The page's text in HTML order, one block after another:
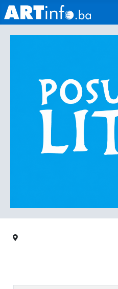
Sport
Kultura
Crna